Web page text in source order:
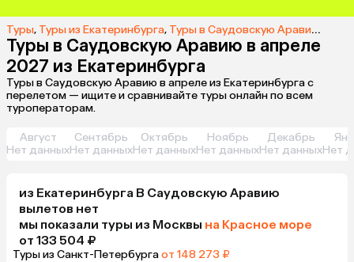
Туры, Туры из Екатеринбурга, Туры в Саудовскую Аравию из Екатеринбурга
Туры в Саудовскую Аравию в апреле
2027 из Екатеринбурга
Туры в Саудовскую Аравию в апреле из Екатеринбурга с
перелетом — ищите и сравнивайте туры онлайн по всем
туроператорам.
Август
Нет данных
Сентябрь
Нет данных
Октябрь
Нет данных
Ноябрь
Нет данных
Декабрь
Нет данныхНет
из Екатеринбурга В Саудовскую Аравию
вылетов нет
мы показали туры из Москвы на Красное море
от 133 504 ₽
Туры из Санкт-Петербургаот 148 273 ₽